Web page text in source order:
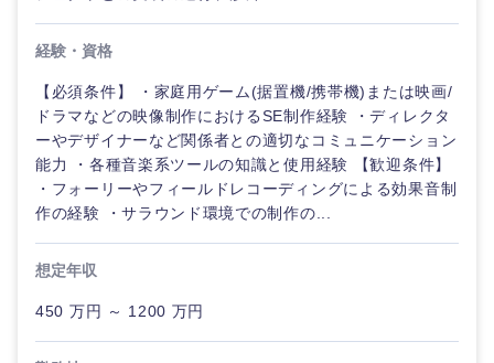
海外
経験・資格
【必須条件】 ・家庭用ゲーム(据置機/携帯機)または映画/
ドラマなどの映像制作におけるSE制作経験 ・ディレクタ
ーやデザイナーなど関係者との適切なコミュニケーション
能力 ・各種音楽系ツールの知識と使用経験 【歓迎条件】
・フォーリーやフィールドレコーディングによる効果音制
作の経験 ・サラウンド環境での制作の...
想定年収
450 万円 ～ 1200 万円